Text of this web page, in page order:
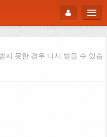
지 못한 경우 다시 받을 수 있습